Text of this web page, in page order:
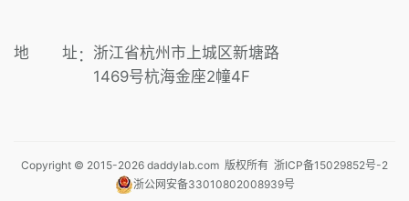
地 址 ： 浙江省杭州市上城区新塘路
1469号杭海金座2幢4F
Copyright © 2015-2026 daddylab.com 版权所有 浙ICP备15029852号-2
浙公网安备33010802008939号